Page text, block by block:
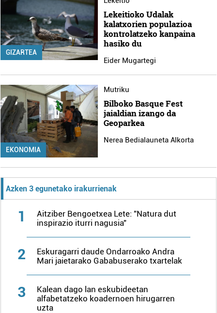
GIZARTEA
Lekeitioko Udalak
kalatxorien populazioa
kontrolatzeko kanpaina
hasiko du
Eider Mugartegi
EKONOMIA
Mutriku
Bilboko Basque Fest
jaialdian izango da
Geoparkea
Nerea Bedialauneta Alkorta
Azken 3 egunetako irakurrienak
1
Aitziber Bengoetxea Lete: "Natura dut
inspirazio iturri nagusia"
2
Eskuragarri daude Ondarroako Andra
Mari jaietarako Gababuserako txartelak
3
Kalean dago lan eskubideetan
alfabetatzeko koadernoen hirugarren
uzta